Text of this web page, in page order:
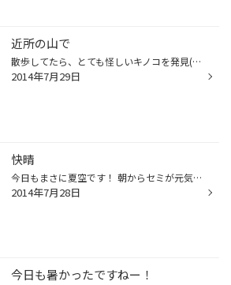
近所の山で
散歩してたら、とても怪しいキノコを発見(;￢_￢) 誰か詳しい人いませんか!?(笑)
2014年7月29日
快晴
今日もまさに夏空です！ 朝からセミが元気に鳴いております。 今日も暑い１日になりそうですね(>_
2014年7月28日
今日も暑かったですねー！